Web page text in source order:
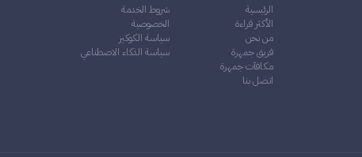
الرئيسية
الأكثر قراءة
من نحن
فريق جمهرة
مكافآت جمهرة
اتصل بنا
شروط الخدمة
الخصوصية
سياسة الكوكيز
سياسة الذكاء الاصطناعي